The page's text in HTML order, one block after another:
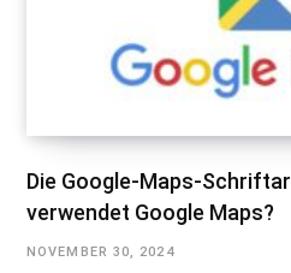
Die Google-Maps-
verwendet Google Maps?
NOVEMBER 30, 2024